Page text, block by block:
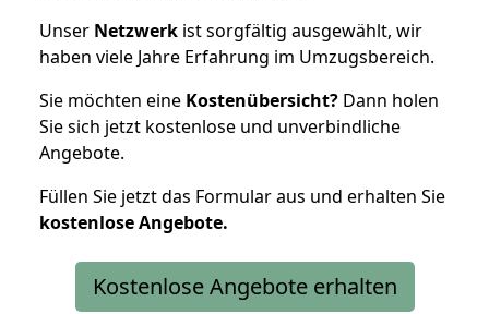
Unser Netzwerk ist sorgfältig ausgewählt, wir
haben viele Jahre Erfahrung im Umzugsbereich.
Sie möchten eine Kostenübersicht? Dann holen
Sie sich jetzt kostenlose und unverbindliche
Angebote.
Füllen Sie jetzt das Formular aus und erhalten Sie
kostenloseAngebote.
Kostenlose Angebote erhalten